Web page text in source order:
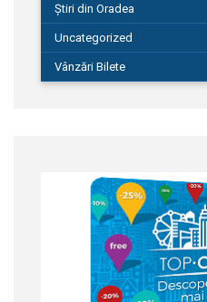
Știri din Oradea
Uncategorized
Vânzări Bilete